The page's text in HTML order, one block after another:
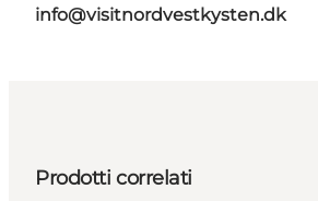
info@visitnordvestkysten.dk
Prodotti correlati